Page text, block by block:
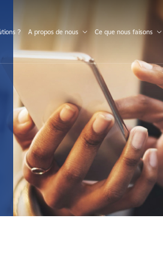
? A propos de nous Ce que nous faisons